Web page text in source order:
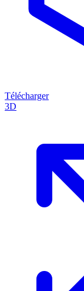
Télécharger
3D